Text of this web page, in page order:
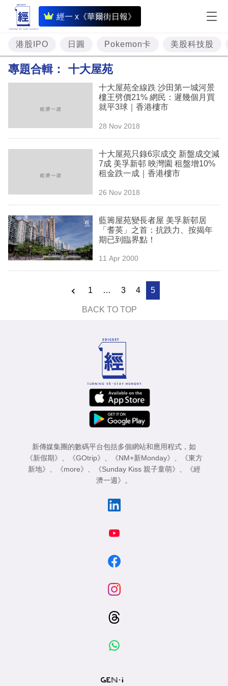
經一 x《華爾街日報》
即
時
財
經
資
樓
商
業
科
技
閱
港股IPO 日圓 Pokemon卡 美股科技股
專題合輯： 十大屋苑
十大屋苑全線跌 沙田第一城河景
樓王劈價21% 網民：遲幾個月買
就平3球｜香港樓市
28 Nov 2018
十大屋苑只錄6宗成交 新盤成交減
7成 美孚新邨 映灣園 租盤增10%
租金跌一成｜香港樓市
26 Nov 2018
藍籌屋苑變長者屋 美孚新邨居
「耆英」之首：抗跌力、按揭年
期已到臨界點！
11 Apr 2000
1 … 3 4 5
BACK TO TOP
新傳媒集團的數碼平台包括多個網站和應用程式，如
《新假期》 、 《GOtrip》 、 《NM+新Monday》 、
《東方
新地》 、 《more》 、 《Sunday Kiss 親子童萌》 、
《經
濟一週》 。